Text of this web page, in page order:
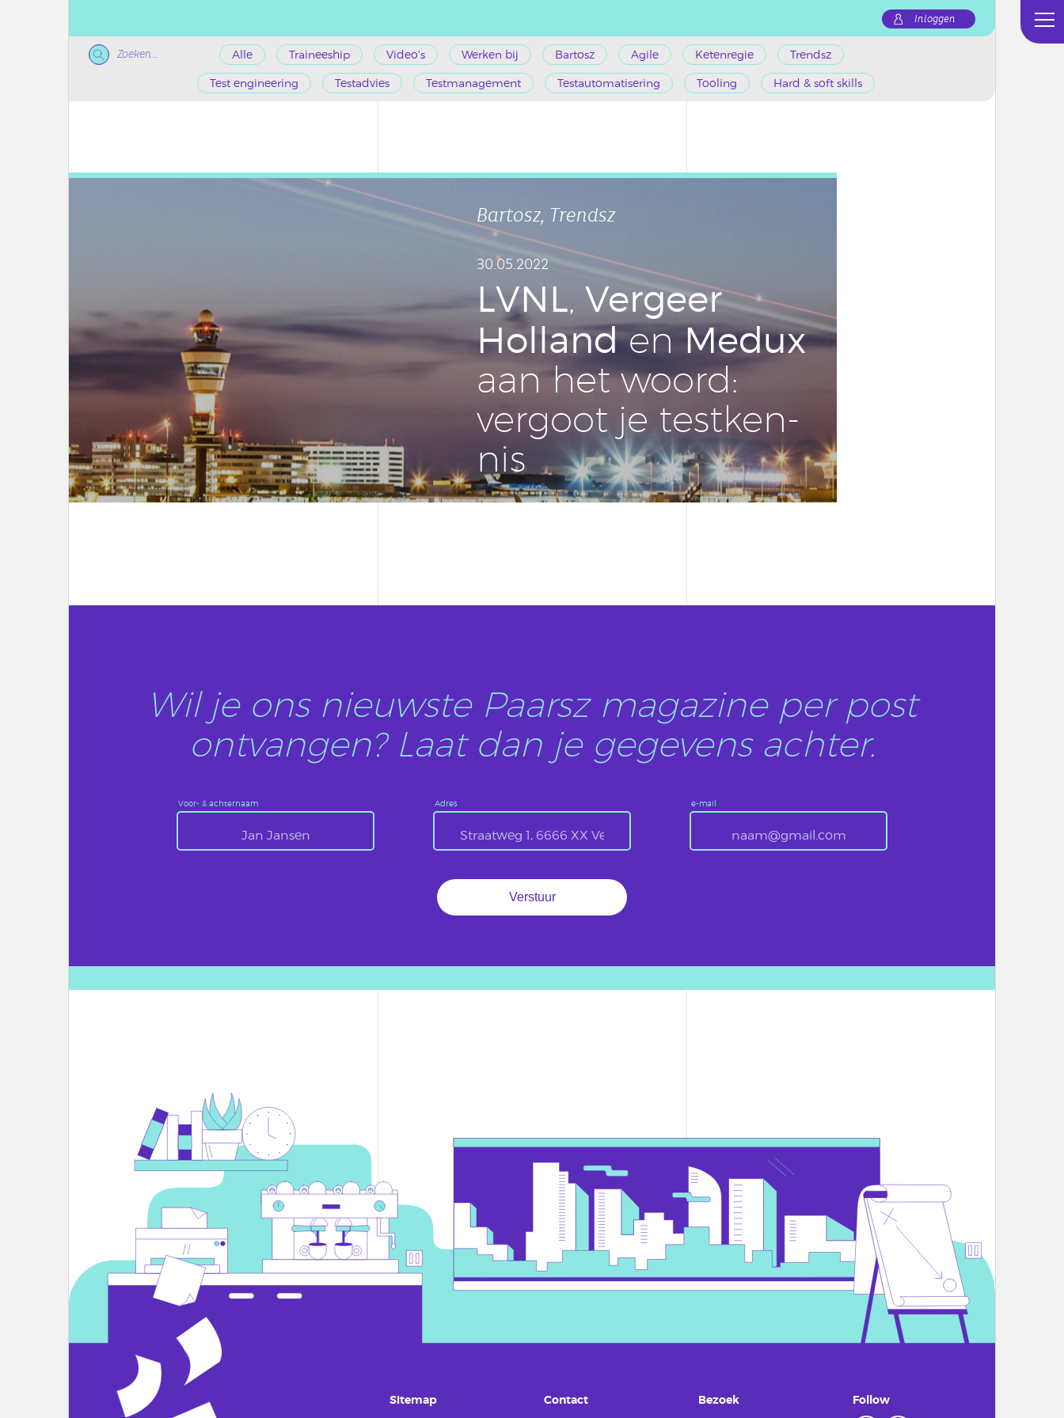
Inloggen
Zoeken... Alle Traineeship Video's Werken bij Bartosz Agile Ketenregie Trendsz
Test engineering Testadvies Testmanagement Testautomatisering Tooling Hard & soft skills
Bartosz, Trendsz
30.05.2022
LVNL, Vergeer
HollandenMedux
aan het woord:
vergoot je test­ken­
nis
Wil je ons nieuwste Paarsz magazine per post
ontvangen? Laat dan je gegevens achter.
Voor- & achternaam Adres e-mail
Sitemap Contact Bezoek Follow